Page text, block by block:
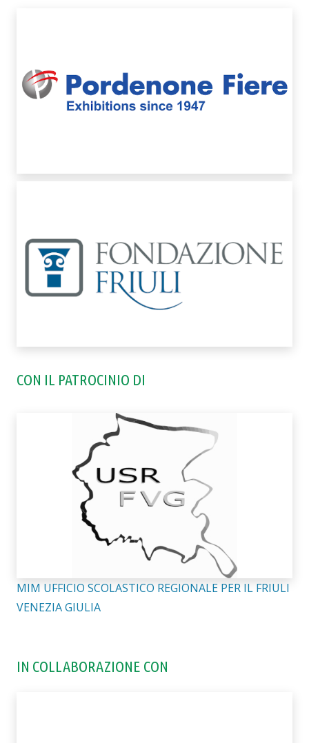
CON IL PATROCINIO DI
MIM UFFICIO SCOLASTICO REGIONALE PER IL FRIULI
VENEZIA GIULIA
IN COLLABORAZIONE CON